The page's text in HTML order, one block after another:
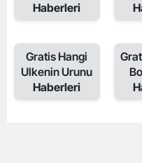
Haberleri
Gratis Hangi
Ulkenin Urunu
Haberleri